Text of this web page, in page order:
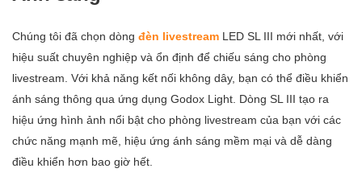
Chúng tôi đã chọn dòng đèn livestream LED SL III mới nhất, với
hiệu suất chuyên nghiệp và ổn định để chiếu sáng cho phòng
livestream. Với khả năng kết nối không dây, bạn có thể điều khiển
ánh sáng thông qua ứng dụng Godox Light. Dòng SL III tạo ra
hiệu ứng hình ảnh nổi bật cho phòng livestream của bạn với các
chức năng mạnh mẽ, hiệu ứng ánh sáng mềm mại và dễ dàng
điều khiển hơn bao giờ hết.